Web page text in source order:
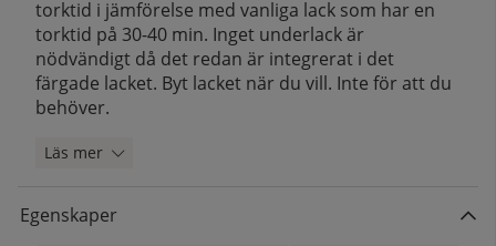
torktid i jämförelse med vanliga lack som har en
torktid på 30-40 min. Inget underlack är
nödvändigt då det redan är integrerat i det
färgade lacket. Byt lacket när du vill. Inte för att du
behöver.
Läs mer
Egenskaper